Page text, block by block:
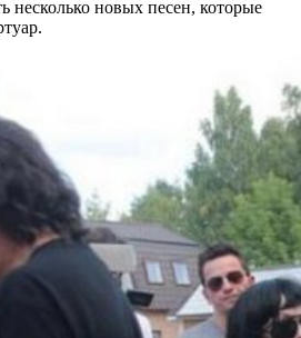
несколько новых песен, которые